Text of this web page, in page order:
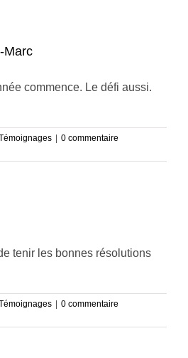
Marc
commence. Le défi aussi.
0 commentaire
tenir les bonnes résolutions
0 commentaire